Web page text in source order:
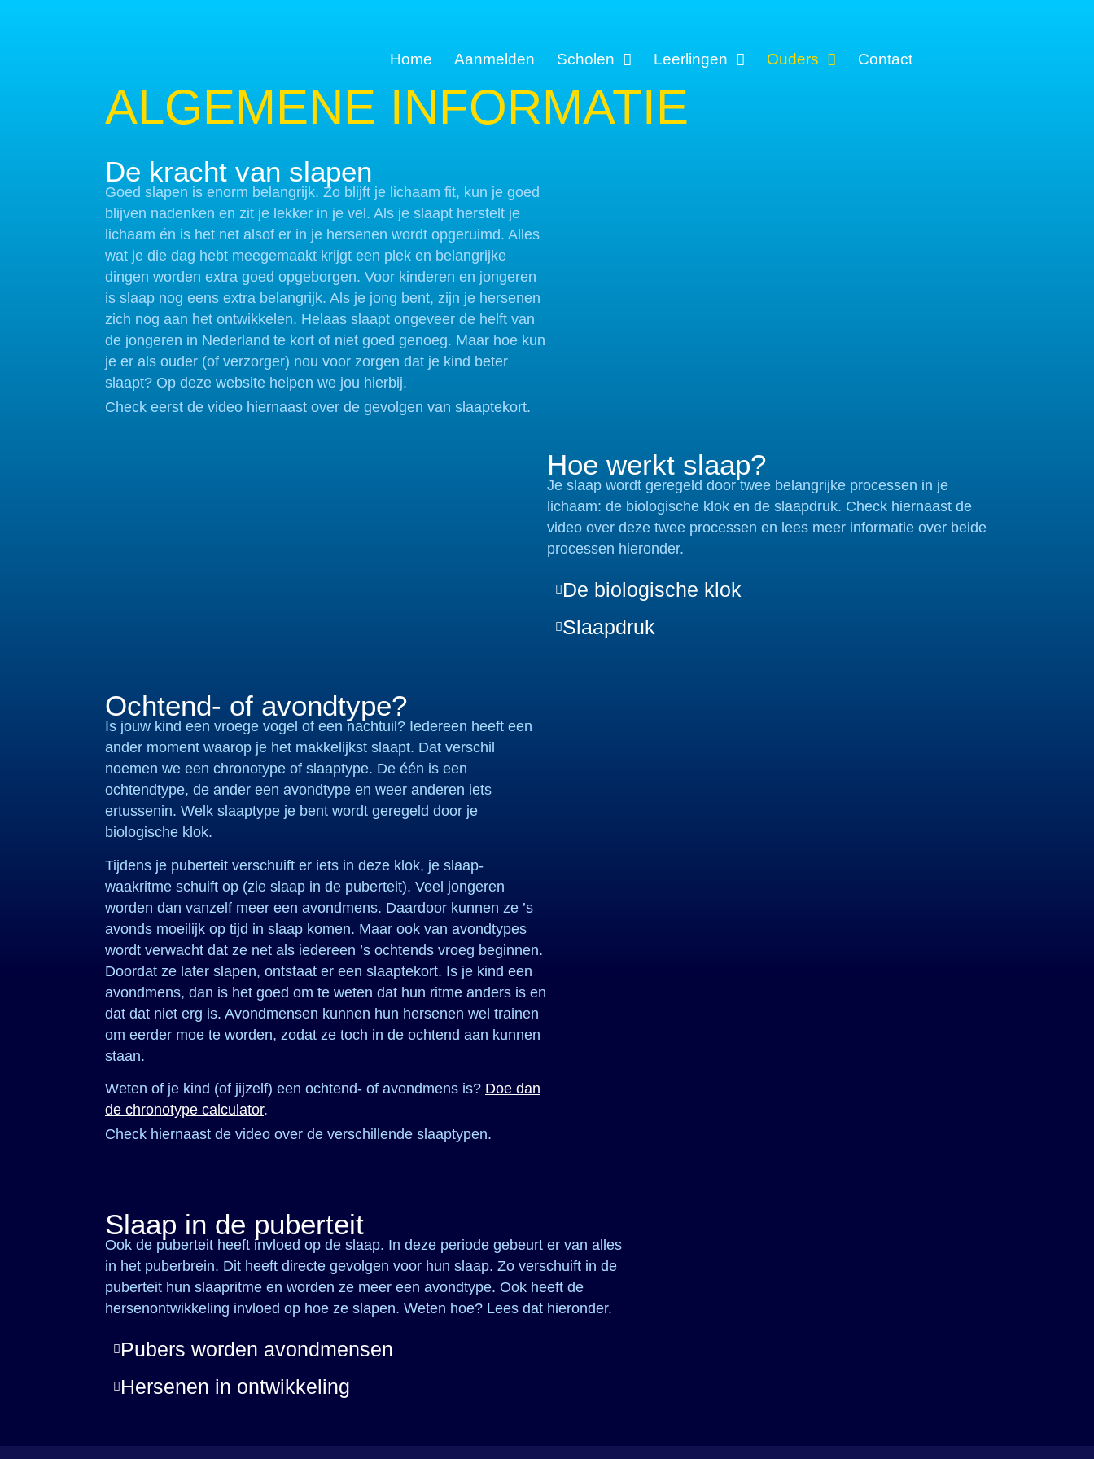
Home Aanmelden Scholen Leerlingen Ouders Contact
ALGEMENE INFORMATIE
De kracht van slapen
Goed slapen is enorm belangrijk. Zo blijft je lichaam fit, kun je goed
blijven nadenken en zit je lekker in je vel. Als je slaapt herstelt je
lichaam én is het net alsof er in je hersenen wordt opgeruimd. Alles
wat je die dag hebt meegemaakt krijgt een plek en belangrijke
dingen worden extra goed opgeborgen. Voor kinderen en jongeren
is slaap nog eens extra belangrijk. Als je jong bent, zijn je hersenen
zich nog aan het ontwikkelen. Helaas slaapt ongeveer de helft van
de jongeren in Nederland te kort of niet goed genoeg. Maar hoe kun
je er als ouder (of verzorger) nou voor zorgen dat je kind beter
slaapt? Op deze website helpen we jou hierbij.
Check eerst de video hiernaast over de gevolgen van slaaptekort.
Hoe werkt slaap?
Je slaap wordt geregeld door twee belangrijke processen in je
lichaam: de biologische klok en de slaapdruk. Check hiernaast de
video over deze twee processen en lees meer informatie over beide
processen hieronder.
De biologische klok
Slaapdruk
Ochtend- of avondtype?
Is jouw kind een vroege vogel of een nachtuil? Iedereen heeft een
ander moment waarop je het makkelijkst slaapt. Dat verschil
noemen we een chronotype of slaaptype. De één is een
ochtendtype, de ander een avondtype en weer anderen iets
ertussenin. Welk slaaptype je bent wordt geregeld door je
biologische klok.
Tijdens je puberteit verschuift er iets in deze klok, je slaap-
waakritme schuift op (zie slaap in de puberteit). Veel jongeren
worden dan vanzelf meer een avondmens. Daardoor kunnen ze ’s
avonds moeilijk op tijd in slaap komen. Maar ook van avondtypes
wordt verwacht dat ze net als iedereen ’s ochtends vroeg beginnen.
Doordat ze later slapen, ontstaat er een slaaptekort. Is je kind een
avondmens, dan is het goed om te weten dat hun ritme anders is en
dat dat niet erg is. Avondmensen kunnen hun hersenen wel trainen
om eerder moe te worden, zodat ze toch in de ochtend aan kunnen
staan.
Weten of je kind (of jijzelf) een ochtend- of avondmens is? Doe dan
de chronotype calculator.
Check hiernaast de video over de verschillende slaaptypen.
Slaap in de puberteit
Ook de puberteit heeft invloed op de slaap. In deze periode gebeurt er van alles
in het puberbrein. Dit heeft directe gevolgen voor hun slaap. Zo verschuift in de
puberteit hun slaapritme en worden ze meer een avondtype. Ook heeft de
hersenontwikkeling invloed op hoe ze slapen. Weten hoe? Lees dat hieronder.
Pubers worden avondmensen
Hersenen in ontwikkeling